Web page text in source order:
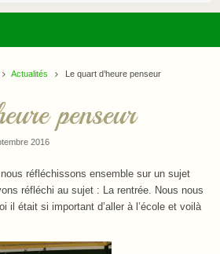
Actualités Le quart d’heure penseur
penseur
2016
réfléchissons ensemble sur un sujet
réfléchi au sujet : La rentrée. Nous nous
il était si important d’aller à l’école et voilà